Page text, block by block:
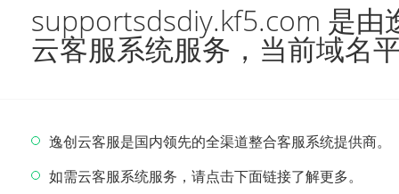
supportsdsdiy.kf5.com 是由
云客服系统服务，当前域名
逸创云客服是国内领先的全渠道整合客服系统提供商。
如需云客服系统服务，请点击下面链接了解更多。